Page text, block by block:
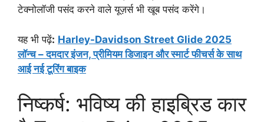
टेक्नोलॉजी पसंद करने वाले यूज़र्स भी खूब पसंद करेंगे।
यह भी पढ़ें: Harley-Davidson Street Glide 2025
लॉन्च – दमदार इंजन, प्रीमियम डिजाइन और स्मार्ट फीचर्स के साथ
आई नई टूरिंग बाइक
निष्कर्ष: भविष्य की हाइब्रिड कार